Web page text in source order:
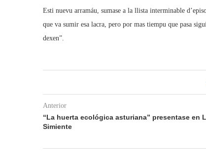
Esti nuevu arramáu, sumase a la llista interminable
que va sumir esa lacra, pero por mas tiempu que pasa
dexen”.
Anterior
“La huerta ecológica asturiana” presentase en
Simiente